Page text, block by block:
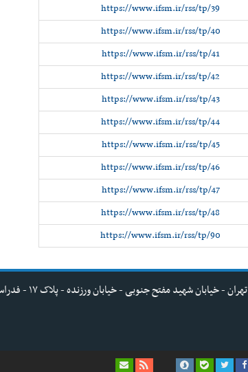
https://www.ifsm.ir/rss/tp/39
https://www.ifsm.ir/rss/tp/40
https://www.ifsm.ir/rss/tp/41
https://www.ifsm.ir/rss/tp/42
https://www.ifsm.ir/rss/tp/43
https://www.ifsm.ir/rss/tp/44
https://www.ifsm.ir/rss/tp/45
https://www.ifsm.ir/rss/tp/46
https://www.ifsm.ir/rss/tp/47
https://www.ifsm.ir/rss/tp/48
https://www.ifsm.ir/rss/tp/90
تهران - خیابان شهید مفتح جنوبی - خیابان ورزنده - پلاک ۱۷ - فدراسیون پزشکی ورزشی